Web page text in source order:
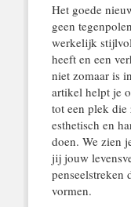
Het goede
geen
werkelijk
heeft en een
niet zomaar is
artikel helpt je
tot een plek
esthetisch en
doen. We zien
jij jouw
penseelstreken
vormen.